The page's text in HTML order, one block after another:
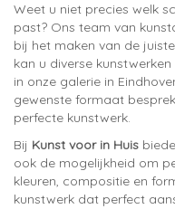
Weet u niet precies welk
past? Ons team van
bij het maken van de
kan u diverse
in onze galerie in
gewenste formaat
perfecte kunstwerk.
Bij Kunst voor in Huis
ook de mogelijkheid om
kleuren, compositie en
kunstwerk dat perfect